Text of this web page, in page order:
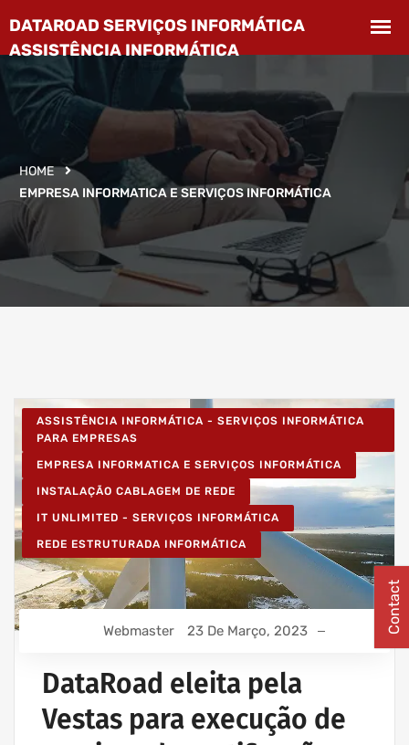
HOME
EMPRESA INFORMATICA E SERVIÇOS INFORMÁTICA
ASSISTÊNCIA INFORMÁTICA - SERVIÇOS INFORMÁTICA
PARA EMPRESAS
EMPRESA INFORMATICA E SERVIÇOS INFORMÁTICA
INSTALAÇÃO CABLAGEM DE REDE
IT UNLIMITED - SERVIÇOS INFORMÁTICA
REDE ESTRUTURADA INFORMÁTICA
Webmaster 23 De Março, 2023
DataRoad eleita pela
Vestas para execução de
Contact